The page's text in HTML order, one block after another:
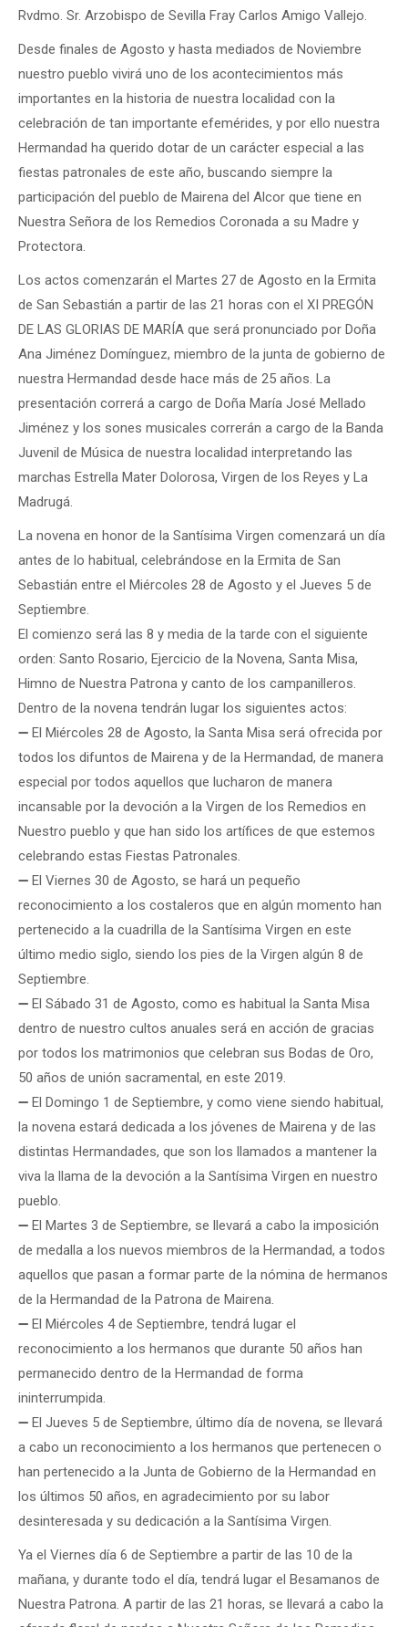
Rvdmo. Sr. Arzobispo de Sevilla Fray Carlos Amigo Vallejo.
Desde finales de Agosto y hasta mediados de Noviembre
nuestro pueblo vivirá uno de los acontecimientos más
importantes en la historia de nuestra localidad con la
celebración de tan importante efemérides, y por ello nuestra
Hermandad ha querido dotar de un carácter especial a las
fiestas patronales de este año, buscando siempre la
participación del pueblo de Mairena del Alcor que tiene en
Nuestra Señora de los Remedios Coronada a su Madre y
Protectora.
Los actos comenzarán el Martes 27 de Agosto en la Ermita
de San Sebastián a partir de las 21 horas con el XI PREGÓN
DE LAS GLORIAS DE MARÍA que será pronunciado por Doña
Ana Jiménez Domínguez, miembro de la junta de gobierno de
nuestra Hermandad desde hace más de 25 años. La
presentación correrá a cargo de Doña María José Mellado
Jiménez y los sones musicales correrán a cargo de la Banda
Juvenil de Música de nuestra localidad interpretando las
marchas Estrella Mater Dolorosa, Virgen de los Reyes y La
Madrugá.
La novena en honor de la Santísima Virgen comenzará un día
antes de lo habitual, celebrándose en la Ermita de San
Sebastián entre el Miércoles 28 de Agosto y el Jueves 5 de
Septiembre.
El comienzo será las 8 y media de la tarde con el siguiente
orden: Santo Rosario, Ejercicio de la Novena, Santa Misa,
Himno de Nuestra Patrona y canto de los campanilleros.
Dentro de la novena tendrán lugar los siguientes actos:
➖ El Miércoles 28 de Agosto, la Santa Misa será ofrecida por
todos los difuntos de Mairena y de la Hermandad, de manera
especial por todos aquellos que lucharon de manera
incansable por la devoción a la Virgen de los Remedios en
Nuestro pueblo y que han sido los artífices de que estemos
celebrando estas Fiestas Patronales.
➖ El Viernes 30 de Agosto, se hará un pequeño
reconocimiento a los costaleros que en algún momento han
pertenecido a la cuadrilla de la Santísima Virgen en este
último medio siglo, siendo los pies de la Virgen algún 8 de
Septiembre.
➖ El Sábado 31 de Agosto, como es habitual la Santa Misa
dentro de nuestro cultos anuales será en acción de gracias
por todos los matrimonios que celebran sus Bodas de Oro,
50 años de unión sacramental, en este 2019.
➖ El Domingo 1 de Septiembre, y como viene siendo habitual,
la novena estará dedicada a los jóvenes de Mairena y de las
distintas Hermandades, que son los llamados a mantener la
viva la llama de la devoción a la Santísima Virgen en nuestro
pueblo.
➖ El Martes 3 de Septiembre, se llevará a cabo la imposición
de medalla a los nuevos miembros de la Hermandad, a todos
aquellos que pasan a formar parte de la nómina de hermanos
de la Hermandad de la Patrona de Mairena.
➖ El Miércoles 4 de Septiembre, tendrá lugar el
reconocimiento a los hermanos que durante 50 años han
permanecido dentro de la Hermandad de forma
ininterrumpida.
➖ El Jueves 5 de Septiembre, último día de novena, se llevará
a cabo un reconocimiento a los hermanos que pertenecen o
han pertenecido a la Junta de Gobierno de la Hermandad en
los últimos 50 años, en agradecimiento por su labor
desinteresada y su dedicación a la Santísima Virgen.
Ya el Viernes día 6 de Septiembre a partir de las 10 de la
mañana, y durante todo el día, tendrá lugar el Besamanos de
Nuestra Patrona. A partir de las 21 horas, se llevará a cabo la